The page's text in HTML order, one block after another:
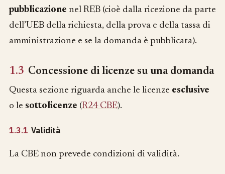
pubblicazione nel REB (cioè dalla ricezione da parte
dell’UEB della richiesta, della prova e della tassa di
amministrazione e se la domanda è pubblicata).
1.3 Concessione di licenze su una domanda
Questa sezione riguarda anche le licenze esclusive
o le sottolicenze (R24 CBE).
1.3.1 Validità
La CBE non prevede condizioni di validità.